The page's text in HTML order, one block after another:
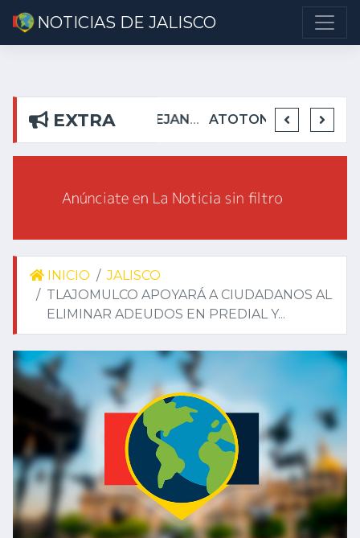
NOTICIAS DE JALISCO
EXTRA
DETIENEN EN TEUCHITLÁN A PRESUNTOS INTEGRANTES DE GRUPO DELICTIVO ATOTONILQUILLO INSEGURO Y AL VIRREY NO LE IMPORTA
INICIO
JALISCO
TLAJOMULCO APOYARÁ A CIUDADANOS AL
ELIMINAR ADEUDOS EN PREDIAL Y...